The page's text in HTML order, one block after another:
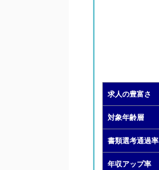
求人の豊富さ
対象年齢層
書類選考通過率
年収アップ率